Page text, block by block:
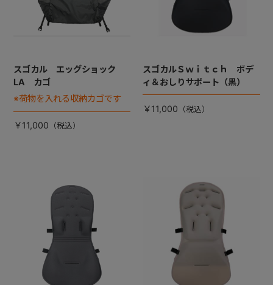
スゴカル エッグショック
LA カゴ
※荷物を入れる収納カゴです
￥11,000
スゴカルＳｗｉｔｃｈ ボデ
ィ＆おしりサポート（黒）
￥11,000